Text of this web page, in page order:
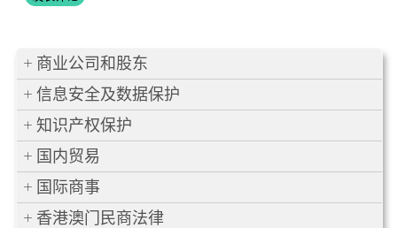
商业公司和股东
信息安全及数据保护
知识产权保护
国内贸易
国际商事
香港澳门民商法律